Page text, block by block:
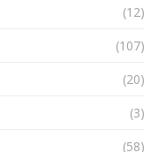
(12)
(107)
(20)
(3)
(58)